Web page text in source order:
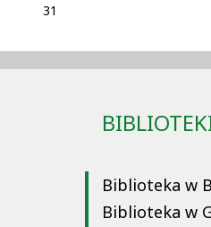
31
Biblioteka w
Biblioteka w